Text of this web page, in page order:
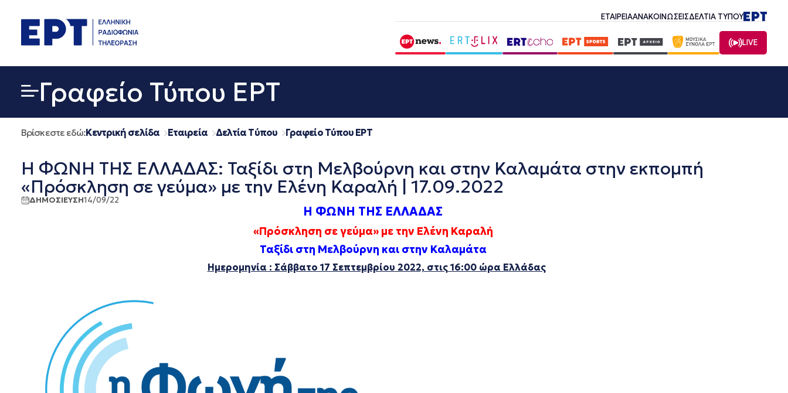
περιεχόμενο
ΕΤΑΙΡΕΙΑΑΝΑΚΟΙΝΩΣΕΙΣΔΕΛΤΙΑ ΤΥΠΟΥ
LIVE
Γραφείο Τύπου ΕΡΤ
Βρίσκεστε εδώ:Κεντρική σελίδα Εταιρεία Δελτία Τύπου Γραφείο Τύπου ΕΡΤ
Η ΦΩΝΗ ΤΗΣ ΕΛΛΑΔΑΣ: Ταξίδι στη Μελβούρνη και στην Καλαμάτα στην εκπομπή
«Πρόσκληση σε γεύμα» με την Ελένη Καραλή | 17.09.2022
ΔΗΜΟΣΙΕΥΣΗ14/09/22
Η ΦΩΝΗ ΤΗΣ ΕΛΛΑΔΑΣ
«Πρόσκληση σε γεύμα» με την Ελένη Καραλή
Ταξίδι στη Μελβούρνη και στην Καλαμάτα
Ημερομηνία : Σάββατο 17 Σεπτεμβρίου 2022, στις 16:00 ώρα Ελλάδας